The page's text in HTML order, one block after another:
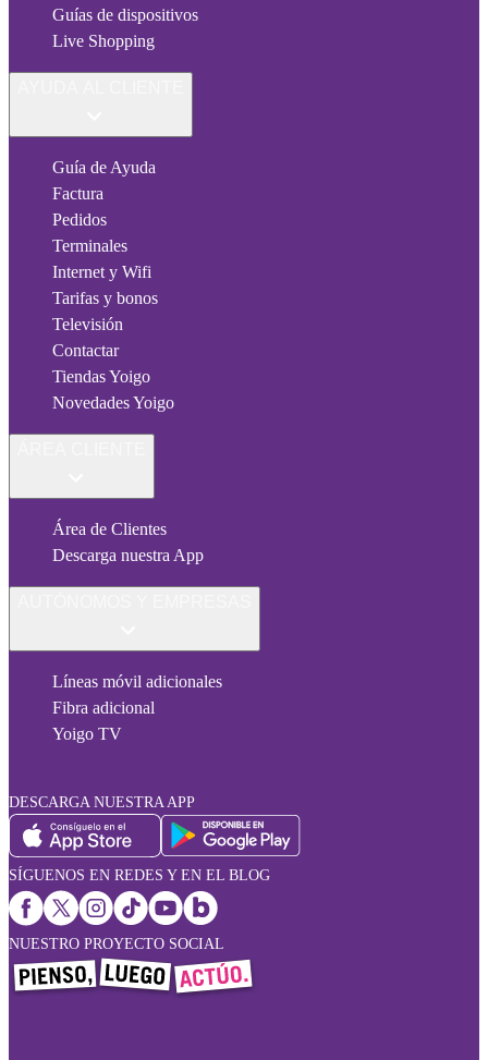
Guías de dispositivos
Live Shopping
Guía de Ayuda
Factura
Pedidos
Terminales
Internet y Wifi
Tarifas y bonos
Televisión
Contactar
Tiendas Yoigo
Novedades Yoigo
Área de Clientes
Descarga nuestra App
Líneas móvil adicionales
Fibra adicional
Yoigo TV
DESCARGA NUESTRA APP
SÍGUENOS EN REDES Y EN EL BLOG
NUESTRO PROYECTO SOCIAL